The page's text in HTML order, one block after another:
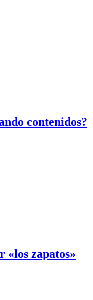
contenidos?
«los zapatos»